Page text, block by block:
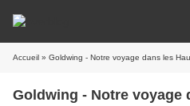
Accueil » Goldwing - Notre voyage dans les Hautes-
Goldwing - Notre voyage